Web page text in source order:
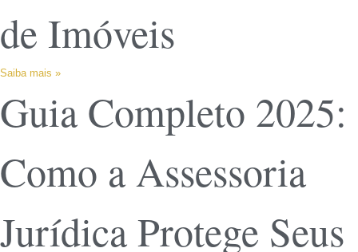
de Imóveis
Saiba mais »
Guia Completo 2025:
Como a Assessoria
Jurídica Protege Seus